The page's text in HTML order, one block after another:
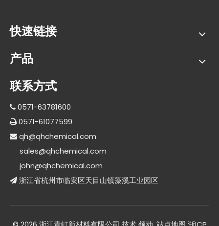
快速链接
产品
联系方式
 0571-63781600
0571-61077599
 qh@qhchemical.com
sales@qhchemical.com
john@qhchemical.com
 浙江省杭州市临安区天目山镇藻溪工业园区